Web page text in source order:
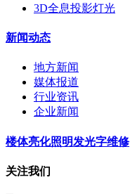
3D全息投影灯光
新闻动态
地方新闻
媒体报道
行业资讯
企业新闻
楼体亮化照明发光字维修
关注我们